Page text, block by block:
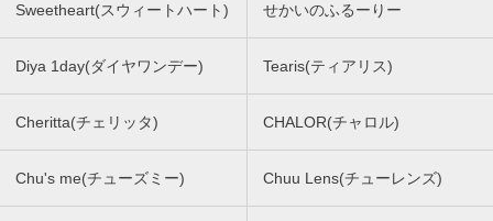
Sweetheart(スウィートハート) せかいのふるーりー
Diya 1day(ダイヤワンデー) Tearis(ティアリス)
Cheritta(チェリッタ) CHALOR(チャロル)
Chu's me(チューズミー) Chuu Lens(チューレンズ)